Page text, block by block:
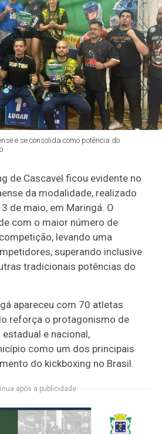
e se consolida como potência do
de Cascavel ficou evidente no
da modalidade, realizado
de maio, em Maringá. O
com o maior número de
levando uma
superando inclusive
tradicionais potências do
apareceu com 70 atletas
reforça o protagonismo de
e nacional,
como um dos principais
do kickboxing no Brasil.
após a publicidade